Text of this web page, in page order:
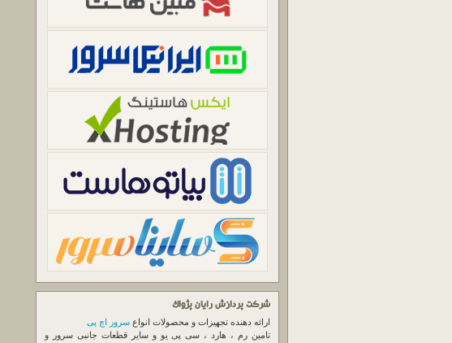
شرکت پردازش رایان پژواک
ارائه دهنده تجهیزات و محصولات انواع سرور اچ پی
تامین رم ، هارد ، سی پی یو و سایر قطعات جانبی سرور و